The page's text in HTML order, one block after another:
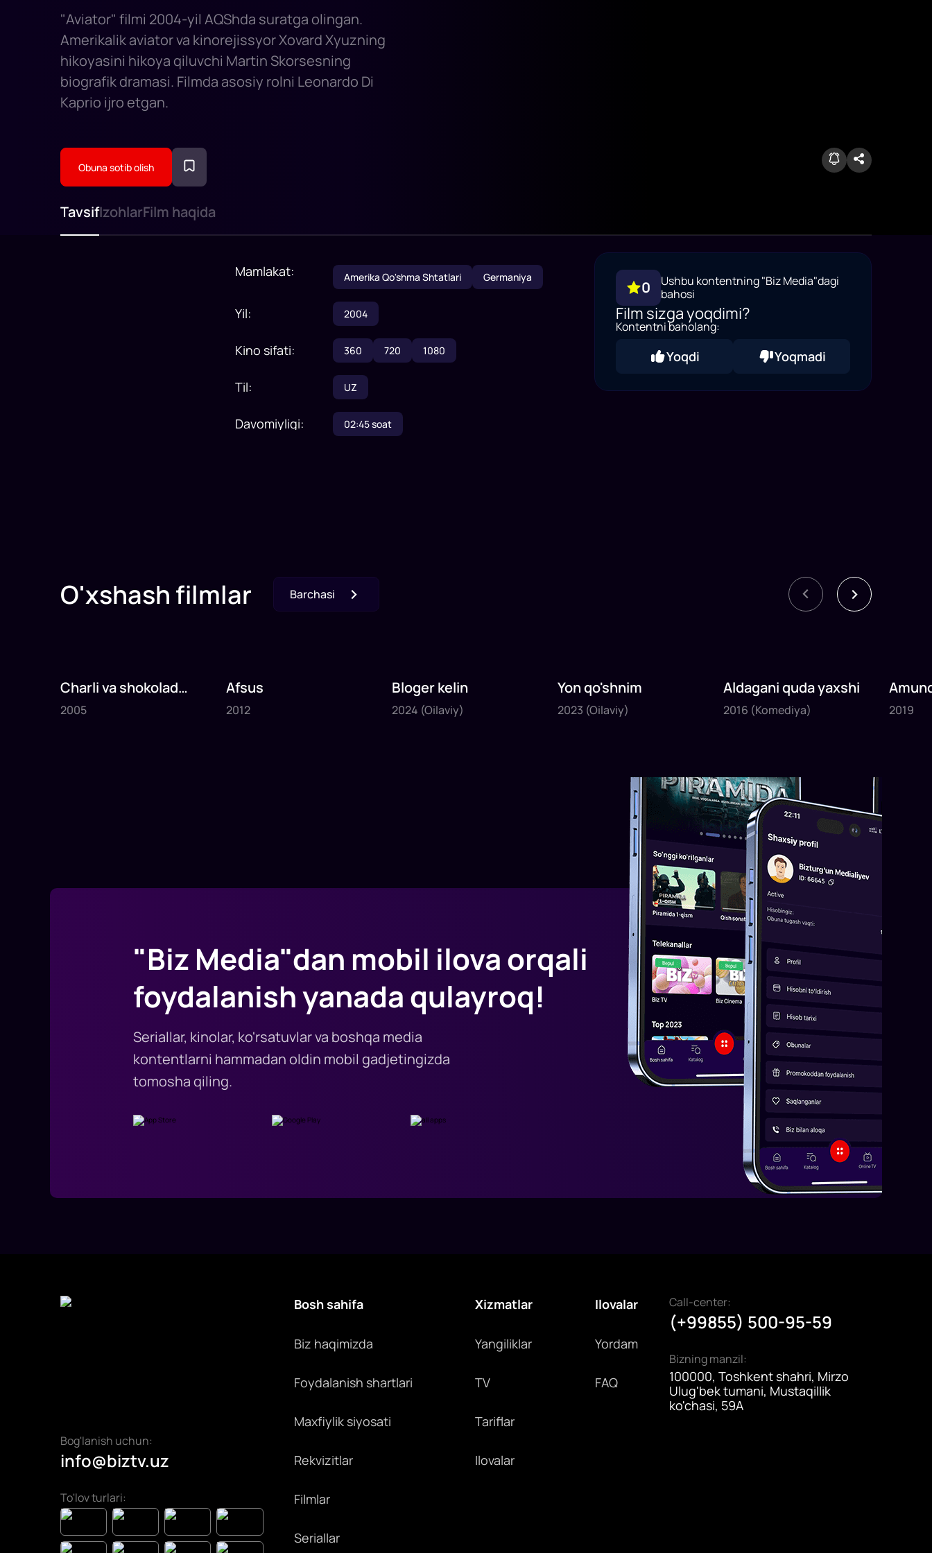
"Aviator" filmi 2004-yil AQShda suratga olingan.
Amerikalik aviator va kinorejissyor Xovard Xyuzning
hikoyasini hikoya qiluvchi Martin Skorsesning
biografik dramasi. Filmda asosiy rolni Leonardo Di
Kaprio ijro etgan.
Obuna sotib olish
TavsifIzohlarFilm haqida
Mamlakat: Amerika Qo'shma Shtatlari Germaniya
Yil: 2004
Kino sifati: 360 720 1080
Til: UZ
Davomiyligi: 02:45soat
0
Ushbu kontentning "Biz Media"dagi
bahosi
Film sizga yoqdimi?
Kontentni baholang:
Yoqdi Yoqmadi
O'xshash filmlar Barchasi
2005
1x75
Charli va shokolad
fabrikasi
2005
2012
1x80
Afsus
2012
2024
1x35daq.
Bloger kelin
2024 (Oilaviy)
2023
1x40daq.
Yon qo'shnim
2023 (Oilaviy)
2016
1x82daq.
Aldagani quda yaxshi
2016 (Komediya)
2019
1x120
2019
"Biz Media"dan mobil ilova orqali
foydalanish yanada qulayroq!
Seriallar, kinolar, ko'rsatuvlar va boshqa media
kontentlarni hammadan oldin mobil gadjetingizda
tomosha qiling.
Bog'lanish uchun:
info@biztv.uz
To'lov turlari:
Bosh sahifa
Biz haqimizda
Foydalanish shartlari
Maxfiylik siyosati
Rekvizitlar
Filmlar
Seriallar
Xizmatlar
Yangiliklar
TV
Tariflar
Ilovalar
Ilovalar
Yordam
FAQ
Call-center:
(+99855) 500-95-59
Bizning manzil:
100000, Toshkent shahri, Mirzo
Ulug'bek tumani, Mustaqillik
ko'chasi, 59A